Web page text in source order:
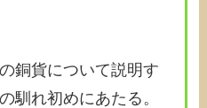
銅貨について説明す
馴れ初めにあたる。